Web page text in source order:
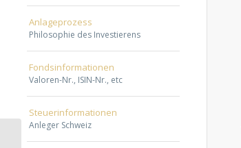
Anlageprozess
Philosophie des Investierens
Fondsinformationen
Valoren-Nr., ISIN-Nr., etc
Steuerinformationen
Anleger Schweiz